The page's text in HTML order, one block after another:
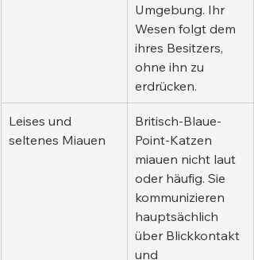
Umgebung. Ihr
Wesen folgt dem
ihres Besitzers,
ohne ihn zu
erdrücken.
Leises und
seltenes Miauen
Britisch-Blaue-
Point-Katzen
miauen nicht laut
oder häufig. Sie
kommunizieren
hauptsächlich
über Blickkontakt
und